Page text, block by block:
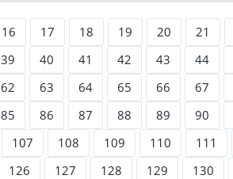
16 17 18 19 20 21
39 40 41 42 43 44
62 63 64 65 66 67
85 86 87 88 89 90
107 108 109 110 111
126 127 128 129 130